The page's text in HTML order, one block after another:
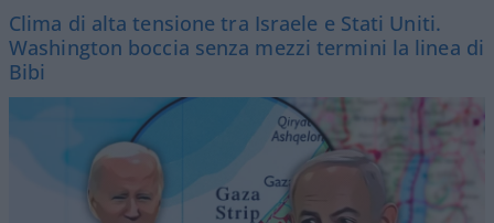
Clima di alta tensione tra Israele e Stati Uniti.
Washington boccia senza mezzi termini la linea di
Bibi